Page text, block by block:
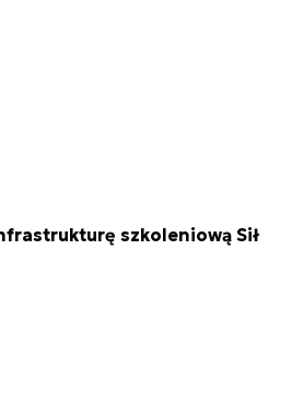
szkoleniową Sił